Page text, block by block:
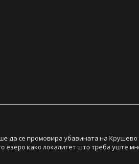
да се промовира убавината на
како локалитет што треба уште